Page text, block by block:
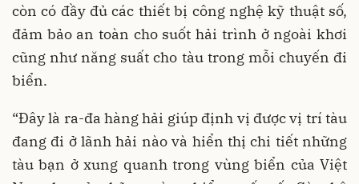
còn có đầy đủ các thiết bị công nghệ kỹ thuật số,
đảm bảo an toàn cho suốt hải trình ở ngoài khơi
cũng như năng suất cho tàu trong mỗi chuyến đi
biển.
“Đây là ra-đa hàng hải giúp định vị được vị trí tàu
đang đi ở lãnh hải nào và hiển thị chi tiết những
tàu bạn ở xung quanh trong vùng biển của Việt